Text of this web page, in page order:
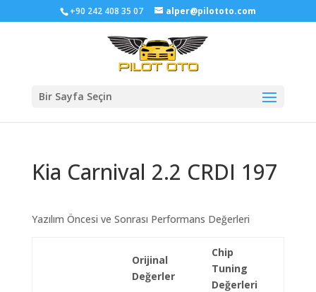
+90 242 408 35 07 alper@pilototo.com
Bir Sayfa Seçin
Kia Carnival 2.2 CRDI 197
Yazılım Öncesi ve Sonrası Performans Değerleri
Orijinal
Değerler
Chip
Tuning
Değerleri